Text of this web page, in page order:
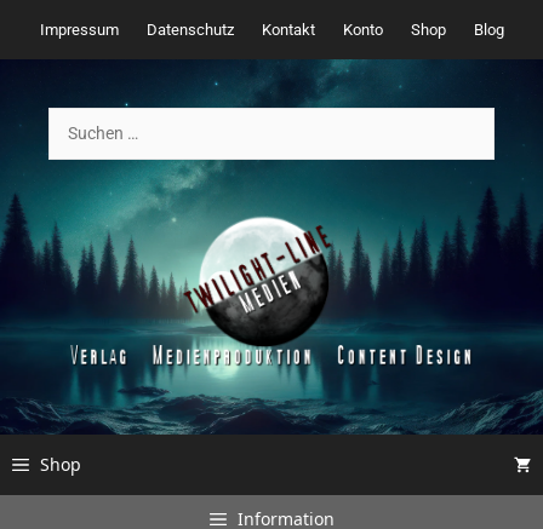
Inhalt
springen
Impressum Datenschutz Kontakt Konto Shop Blog
nach:
Shop
Information